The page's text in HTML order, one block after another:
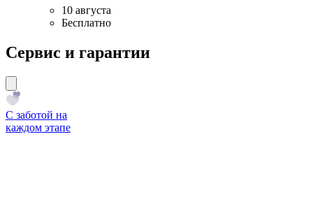
10 августа
Бесплатно
Сервис и гарантии
С заботой на
каждом этапе